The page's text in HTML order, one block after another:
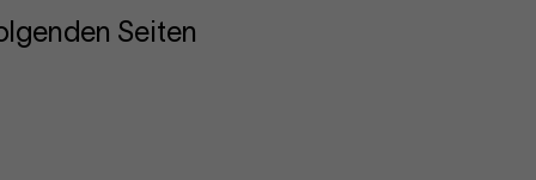
Seiten